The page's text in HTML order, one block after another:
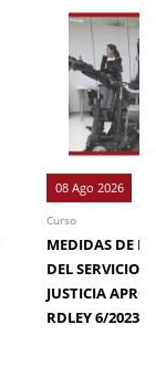
08 Ago 2026
Curso
MEDIDAS DE
DEL SERVICIO
JUSTICIA
RDLEY 6/2023